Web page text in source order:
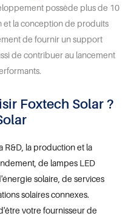
possède plus de 10
et la conception de produits
de fournir un support
de contribuer au lancement
Foxtech Solar ?
R&D, la production et la
de lampes LED
solaire, de services
solaires connexes.
votre fournisseur de